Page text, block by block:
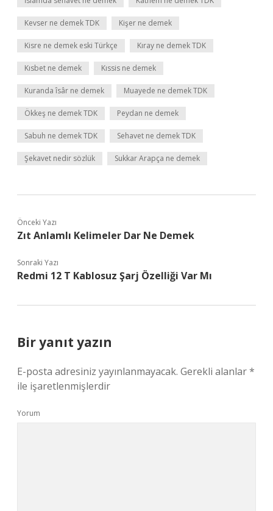
Kevser ne demek TDK Kişer ne demek
Kisre ne demek eski Türkçe Kıray ne demek TDK
Kısbet ne demek Kıssis ne demek
Kuranda îsâr ne demek Muayede ne demek TDK
Ökkeş ne demek TDK Peydan ne demek
Sabuh ne demek TDK Sehavet ne demek TDK
Şekavet nedir sözlük Sukkar Arapça ne demek
Önceki Yazı
Zıt Anlamlı Kelimeler Dar Ne Demek
Sonraki Yazı
Redmi 12 T Kablosuz Şarj Özelliği Var Mı
Bir yanıt yazın
E-posta adresiniz yayınlanmayacak. Gerekli alanlar*
ile işaretlenmişlerdir
Yorum